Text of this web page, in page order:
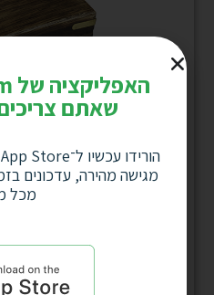
נחושת בקופסאת
שאתם
מגישה מהירה, עדכונים
מכל